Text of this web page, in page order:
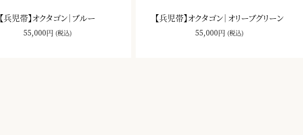
【兵児帯】オクタゴン｜ブルー
55,000円 (税込)
【兵児帯】オクタゴン｜オリーブグリーン
55,000円 (税込)